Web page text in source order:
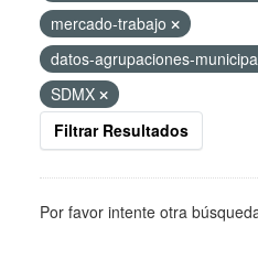
mercado-trabajo
datos-agrupaciones-
SDMX
Filtrar Resultados
Por favor intente otra